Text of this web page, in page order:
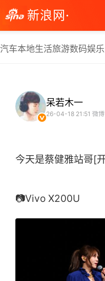
新浪网·
汽车本地生活旅游数码娱乐
呆若木一
26-04-18 21:51 微
今天是蔡健雅站哥[
📷Vivo X200U ​